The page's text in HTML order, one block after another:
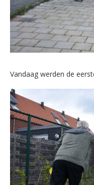
Vandaag werden de